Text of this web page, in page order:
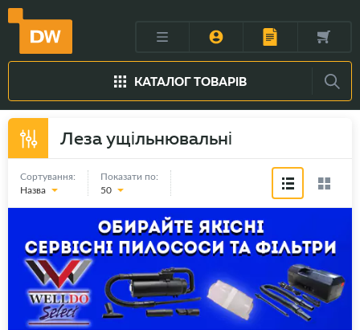
КАТАЛОГ ТОВАРІВ
Леза ущільнювальні
Сортування:
Назва
Показати по:
50